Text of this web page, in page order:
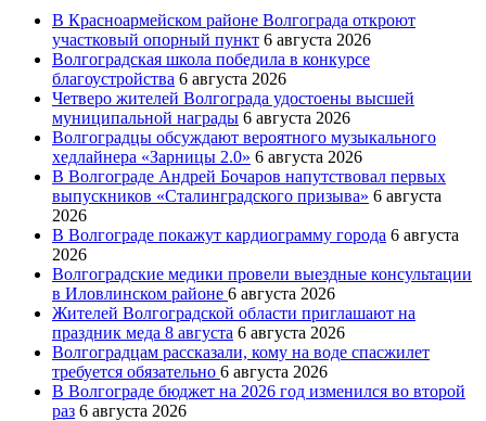
В Красноармейском районе Волгограда откроют
участковый опорный пункт 6 августа 2026
Волгоградская школа победила в конкурсе
благоустройства 6 августа 2026
Четверо жителей Волгограда удостоены высшей
муниципальной награды 6 августа 2026
Волгоградцы обсуждают вероятного музыкального
хедлайнера «Зарницы 2.0» 6 августа 2026
В Волгограде Андрей Бочаров напутствовал первых
выпускников «Сталинградского призыва» 6 августа
2026
В Волгограде покажут кардиограмму города 6 августа
2026
Волгоградские медики провели выездные консультации
в Иловлинском районе 6 августа 2026
Жителей Волгоградской области приглашают на
праздник меда 8 августа 6 августа 2026
Волгоградцам рассказали, кому на воде спасжилет
требуется обязательно 6 августа 2026
В Волгограде бюджет на 2026 год изменился во второй
раз 6 августа 2026